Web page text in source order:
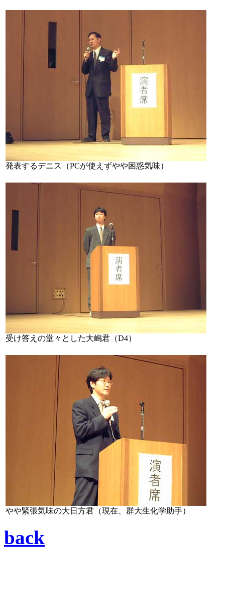
発表するデニス（PCが使えずやや困惑気味）
受け答えの堂々とした大嶋君（D4）
やや緊張気味の大日方君（現在、群大生化学助手）
back